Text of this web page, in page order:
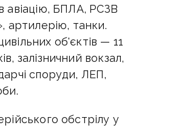
авіацію, БПЛА, РСЗВ
артилерію, танки.
об'єктів — 11
залізничний вокзал,
споруди, ЛЕП,
обстрілу у